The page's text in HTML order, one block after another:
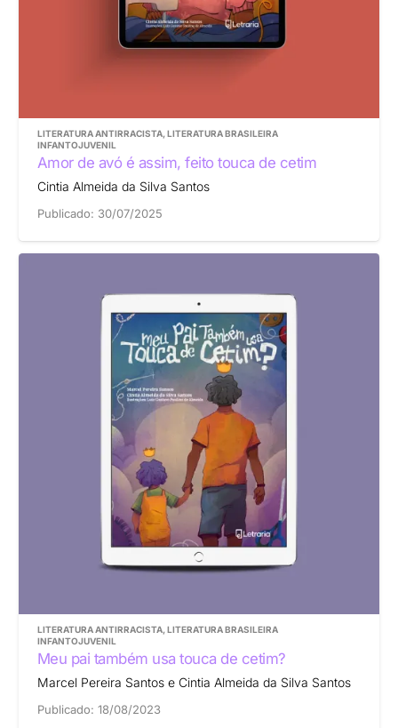
LITERATURA ANTIRRACISTA, LITERATURA BRASILEIRA
INFANTOJUVENIL
Amor de avó é assim, feito touca de cetim
Cintia Almeida da Silva Santos
Publicado: 30/07/2025
LITERATURA ANTIRRACISTA, LITERATURA BRASILEIRA
INFANTOJUVENIL
Meu pai também usa touca de cetim?
Marcel Pereira Santos e Cintia Almeida da Silva Santos
Publicado: 18/08/2023